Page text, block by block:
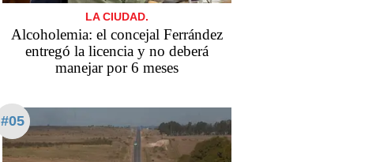
LA CIUDAD.
Alcoholemia: el concejal Ferrández
entregó la licencia y no deberá
manejar por 6 meses
#05